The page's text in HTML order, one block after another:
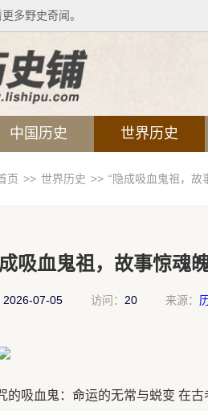
多野史奇闻。
中国历史 世界历史
页 >> 世界历史 >> “隐成吸血鬼祖，故
吸血鬼祖，故事惊魂
2026-07-05 访问： 20 来源：
的吸血鬼：命运的无常与蜕变 在